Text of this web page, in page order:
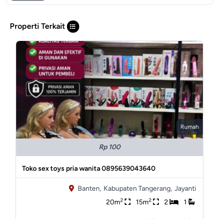
Properti Terkait
Rumah
Rp 100
Toko sex toys pria wanita 0895639043640
Banten, Kabupaten Tangerang, Jayanti
20m2 15m2 2 1